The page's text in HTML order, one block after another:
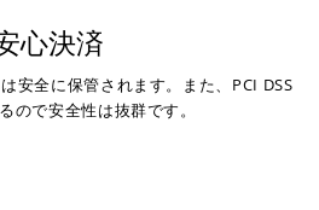
心決済
安全に保管されます。また、PCI DSS
ので安全性は抜群です。